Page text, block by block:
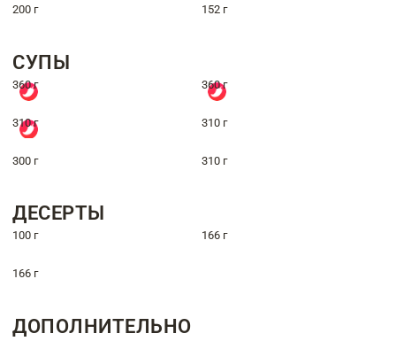
200 г 152 г
СУПЫ
360 г 360 г
310 г 310 г
300 г 310 г
ДЕСЕРТЫ
100 г 166 г
166 г
ДОПОЛНИТЕЛЬНО